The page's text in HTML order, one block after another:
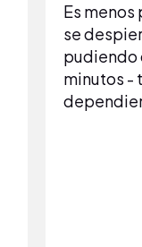
Es
se
pudiendo
minutos -